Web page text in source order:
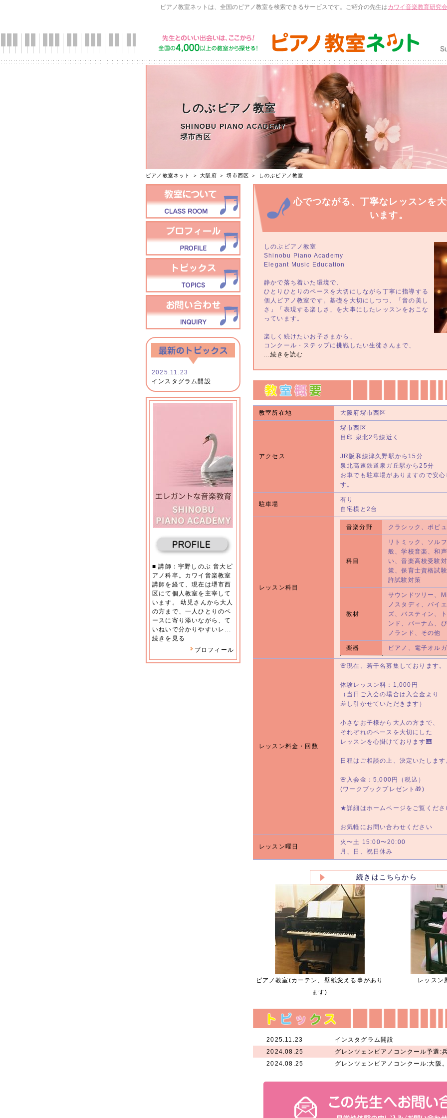
ピアノ教室ネットは、全国のピアノ教室を検索できるサービスです。ご紹介の先生はカワイ音楽教育研究会
しのぶピアノ教室
SHINOBU PIANO ACADEMY
堺市西区
ピアノ教室ネット ＞大阪府 ＞堺市西区 ＞ しのぶピアノ教室
2025.11.23
インスタグラム開設
■ 講師：宇野しのぶ 音大ピ
アノ科卒。カワイ音楽教室
講師を経て、現在は堺市西
区にて個人教室を主宰して
います。 幼児さんから大人
の方まで、一人ひとりのペ
ースに寄り添いながら、て
いねいで分かりやすいレ...
続きを見る
プロフィール
心でつながる、丁寧なレッスンを
います。
しのぶピアノ教室
Shinobu Piano Academy
Elegant Music Education
静かで落ち着いた環境で、
ひとりひとりのペースを大切にしながら丁寧に指導する
個人ピアノ教室です。基礎を大切にしつつ、「音の美し
さ」「表現する楽しさ」を大事にしたレッスンをおこな
っています。
楽しく続けたいお子さまから、
コンクール・ステップに挑戦したい生徒さんまで、
...続きを読む
教室所在地 大阪府堺市西区
アクセス
堺市西区
目印:泉北2号線近く
JR阪和線津久野駅から15分
泉北高速鉄道泉ガ丘駅から25分
お車でも駐車場がありますので安
す。
駐車場
有り
自宅横と2台
レッスン科目
音楽分野 クラシック、ポピ
科目
リトミック、ソル
般、学校音楽、和
い、音楽高校受験
策、保育士資格試
許試験対策
教材
サウンドツリー、
ノスタディ、バイ
ズ、バスティン、
ンド、バーナム、
ノランド、その他
楽器 ピアノ、電子オル
レッスン料金・回数
🌸現在、若干名募集しております。
体験レッスン料：1,000円
（当日ご入会の場合は入会金より
差し引かせていただきます）
小さなお子様から大人の方まで、
それぞれのペースを大切にした
レッスンを心掛けております🎹
日程はご相談の上、決定いたします
🌸入会金：5,000円（税込）
(ワークブックプレゼント🎁)
★詳細はホームページをご覧くださ
お気軽にお問い合わせください
レッスン曜日
火〜土 15:00〜20:00
月、日、祝日休み
続きはこちらから
ピアノ教室(カーテン、壁紙変える事があり
ます)
レッスン
2025.11.23
インスタグラム開設
2024.08.25
グレンツェンピアノコンクール予選:
2024.08.25
グレンツェンピアノコンクール:大阪